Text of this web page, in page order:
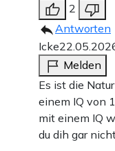
2
Antworten
Icke
Melden
Es ist die
einem IQ von
mit einem IQ
du dih gar